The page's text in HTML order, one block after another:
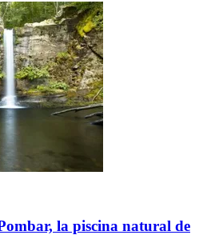
la piscina natural de